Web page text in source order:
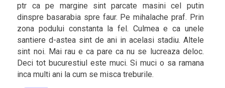
ptr ca pe margine sint parcate masini cel putin
dinspre basarabia spre faur. Pe mihalache praf. Prin
zona podului constanta la fel. Culmea e ca unele
santiere d-astea sint de ani in acelasi stadiu. Altele
sint noi. Mai rau e ca pare ca nu se lucreaza deloc.
Deci tot bucurestiul este muci. Si muci o sa ramana
inca multi ani la cum se misca treburile.